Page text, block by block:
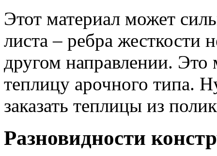
Этот материал может
листа – ребра жесткости
другом направлении. Это
теплицу арочного типа.
заказать теплицы из
Разновидности